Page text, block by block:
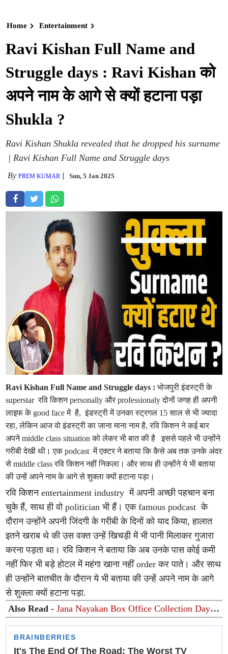
Home Entertainment
Ravi Kishan Full Name and
Struggle days : Ravi Kishan को
अपने नाम के आगे से क्यों हटाना पड़ा
Shukla ?
Ravi Kishan Shukla revealed that he dropped his surname
| Ravi Kishan Full Name and Struggle days
ByPREM KUMAR Sun, 5 Jan 2025
Ravi Kishan Full Name and Struggle days :भोजपुरी इंडस्ट्री के
superstar रवि किशन personally और professionaly दोनों जगह ही अपनी
लाइफ के good face में है, इंडस्ट्री में उनका स्ट्रगल 15 साल से भी ज्यादा
रहा, लेकिन आज वो इंडस्ट्री का जाना माना नाम है, रवि किशन ने कई बार
अपने middle class situation को लेकर भी बात की है इससे पहले भी उन्होंने
गरीबी देखी थी। एक podcast में एक्टर ने बताया कि कैसे अब तक उनके अंदर
से middle class रवि किशन नहीं निकला। और साथ ही उन्होंने ये भी बताया
की उन्हें अपने नाम के आगे से शुक्ला क्यों हटाना पड़ा।
रवि किशन entertainment industry में अपनी अच्छी पहचान बना
चुके हैं, साथ ही वो politician भी हैं। एक famous podcast के
दौरान उन्होंने अपनी जिंदगी के गरीबी के दिनों को याद किया, हालात
इतने खराब थे की उस वक्त उन्हें खिचड़ी में भी पानी मिलाकर गुजारा
करना पड़ता था। रवि किशन ने बताया कि अब उनके पास कोई कमी
नहीं फिर भी बड़े होटल में महंगा खाना नहीं order कर पाते। और साथ
ही उन्होंने बातचीत के दौरान ये भी बताया की उन्हें अपने नाम के आगे
से शुक्ला क्यों हटाना पड़ा.
Also Read -Jana Nayakan Box Office Collection Day
6: 'जना नायकन' की बॉक्स ऑफिस पर धीमी पड़ी रफ्तार, छठे दिन